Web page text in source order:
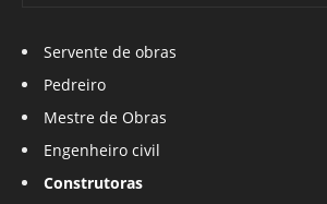
Servente de obras
Pedreiro
Mestre de Obras
Engenheiro civil
Construtoras